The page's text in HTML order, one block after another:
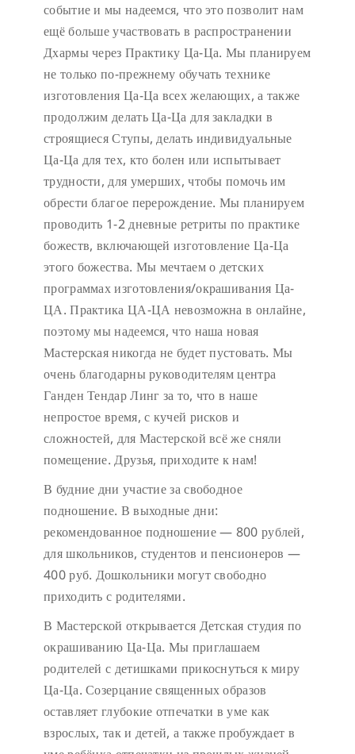
событие и мы надеемся, что это позволит нам
ещё больше участвовать в распространении
Дхармы через Практику Ца-Ца. Мы планируем
не только по-прежнему обучать технике
изготовления Ца-Ца всех желающих, а также
продолжим делать Ца-Ца для закладки в
строящиеся Ступы, делать индивидуальные
Ца-Ца для тех, кто болен или испытывает
трудности, для умерших, чтобы помочь им
обрести благое перерождение. Мы планируем
проводить 1-2 дневные ретриты по практике
божеств, включающей изготовление Ца-Ца
этого божества. Мы мечтаем о детских
программах изготовления/окрашивания Ца-
ЦА. Практика ЦА-ЦА невозможна в онлайне,
поэтому мы надеемся, что наша новая
Мастерская никогда не будет пустовать. Мы
очень благодарны руководителям центра
Ганден Тендар Линг за то, что в наше
непростое время, с кучей рисков и
сложностей, для Мастерской всё же сняли
помещение. Друзья, приходите к нам!
В будние дни участие за свободное
подношение. В выходные дни:
рекомендованное подношение — 800 рублей,
для школьников, студентов и пенсионеров —
400 руб. Дошкольники могут свободно
приходить с родителями.
В Мастерской открывается Детская студия по
окрашиванию Ца-Ца. Мы приглашаем
родителей с детишками прикоснуться к миру
Ца-Ца. Созерцание священных образов
оставляет глубокие отпечатки в уме как
взрослых, так и детей, а также пробуждает в